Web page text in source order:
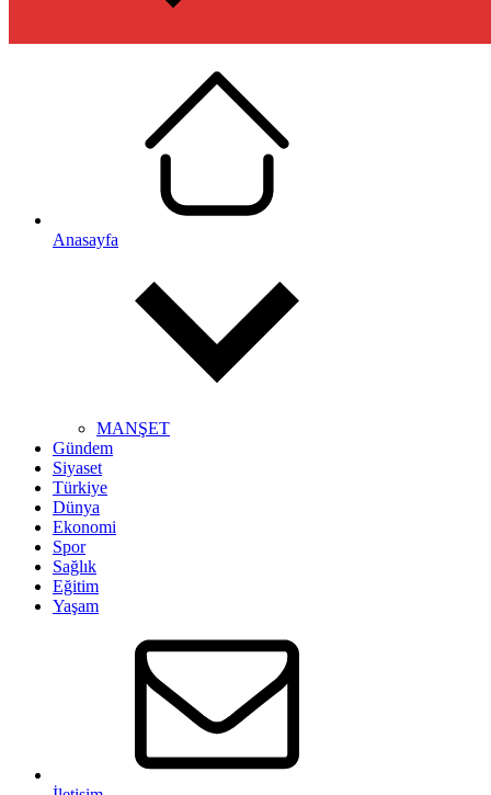
Anasayfa
MANŞET
Gündem
Siyaset
Türkiye
Dünya
Ekonomi
Spor
Sağlık
Eğitim
Yaşam